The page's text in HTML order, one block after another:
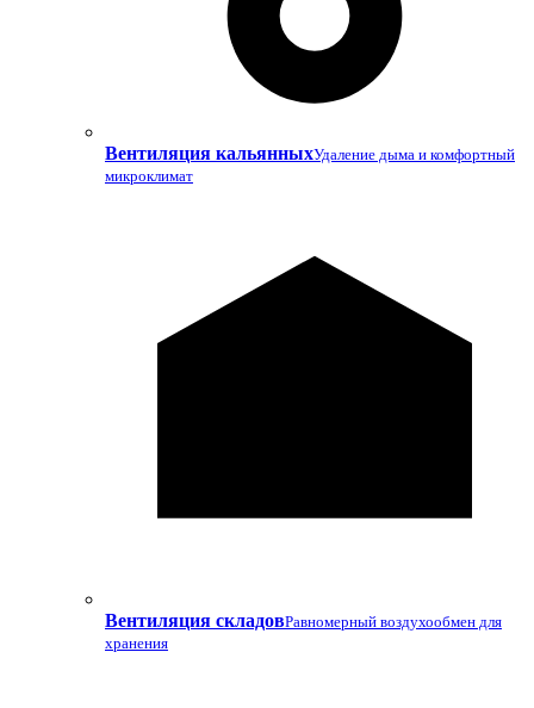
Вентиляция кальянныхУдаление дыма и комфортный
микроклимат
Вентиляция складовРавномерный воздухообмен для
хранения